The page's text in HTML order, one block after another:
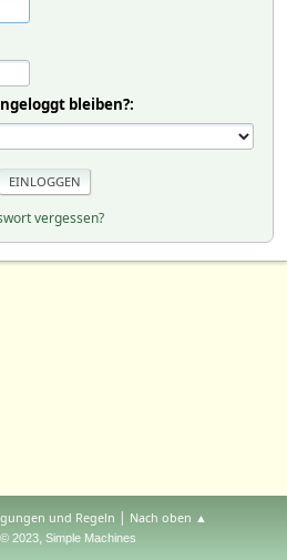
bleiben?:
vergessen?
und Regeln | Nach oben ▲
2023, Simple Machines